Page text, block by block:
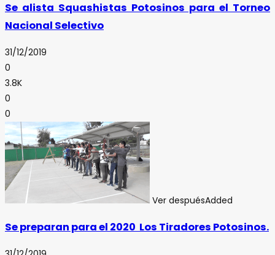
Se alista Squashistas Potosinos para el Torneo
Nacional Selectivo
31/12/2019
0
3.8K
0
0
Ver despuésAdded
Se preparan para el 2020 Los Tiradores Potosinos.